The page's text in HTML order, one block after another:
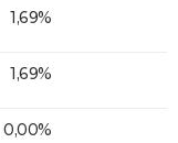
1,69%
1,69%
0,00%